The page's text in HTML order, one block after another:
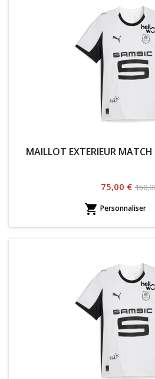
MAILLOT EXTERIEUR
Prix
75,00 € Prix
 Personnaliser